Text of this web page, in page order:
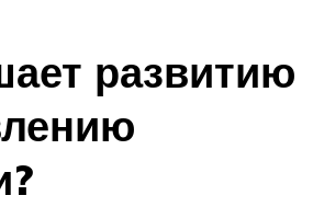
развитию